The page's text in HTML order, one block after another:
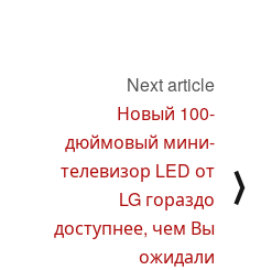
Next article
Новый 100-
дюймовый мини-
телевизор LED от
LG гораздо
доступнее, чем Вы
ожидали
⟩